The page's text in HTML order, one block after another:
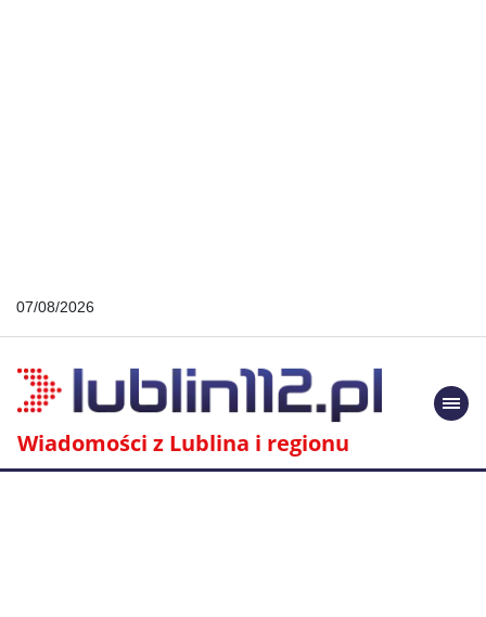
07/08/2026
Wiadomości z Lublina i regionu